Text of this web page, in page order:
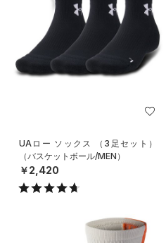
UAロー ソックス （3足セット）
（バスケットボール/MEN）
￥2,420